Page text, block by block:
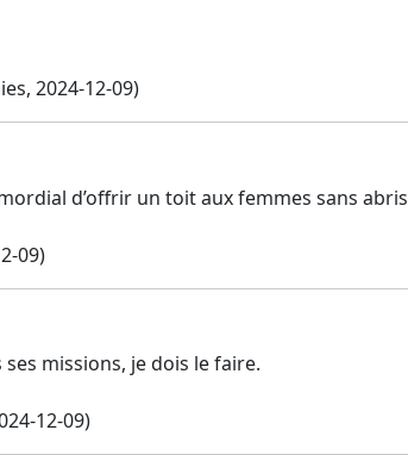
2024-12-09)
d’offrir un toit aux femmes sans
09)
ses missions, je dois le faire.
12-09)